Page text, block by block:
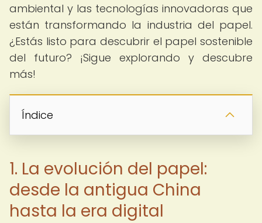
ambiental y las tecnologías innovadoras que
están transformando la industria del papel.
¿Estás listo para descubrir el papel sostenible
del futuro? ¡Sigue explorando y descubre
más!
Índice
1. La evolución del papel:
desde la antigua China
hasta la era digital